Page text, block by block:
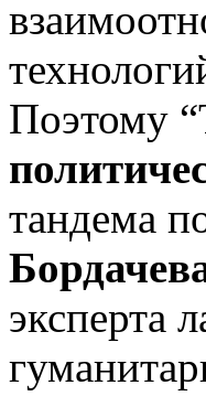
Поэтому
тандема
эксперта